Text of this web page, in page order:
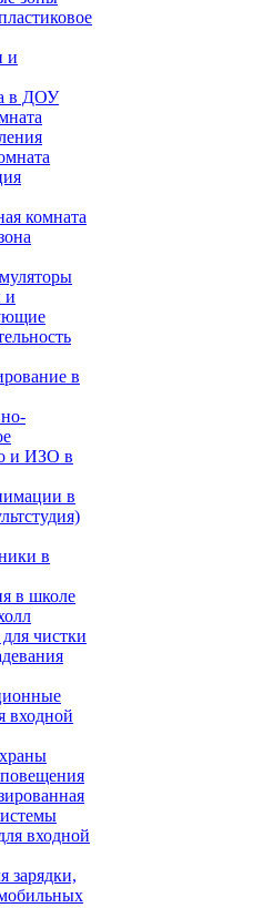
и
в ДОУ
комната
и
в
и ИЗО в
в
в
в школе
чистки
входной
входной
зарядки,